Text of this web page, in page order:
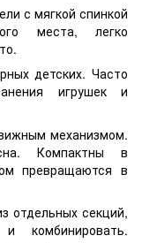
с мягкой спинкой
места, легко
детских. Часто
игрушек и
механизмом.
Компактны в
превращаются в
отдельных секций,
комбинировать.